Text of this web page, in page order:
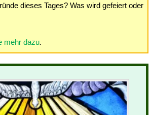
dieses Tages? Was wird gefeiert oder
mehr dazu.